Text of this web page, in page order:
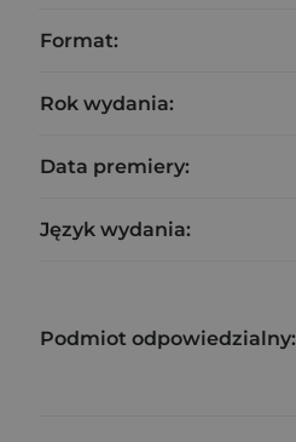
Format:
Rok wydania:
Data premiery:
Język wydania:
Podmiot odpowiedzialny: